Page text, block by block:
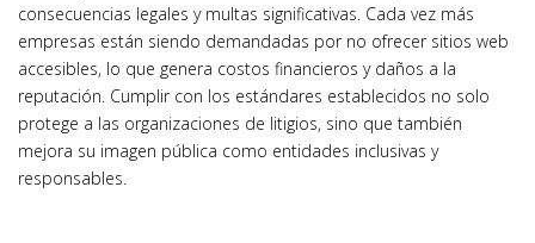
consecuencias legales y multas significativas. Cada vez más
empresas están siendo demandadas por no ofrecer sitios web
accesibles, lo que genera costos financieros y daños a la
reputación. Cumplir con los estándares establecidos no solo
protege a las organizaciones de litigios, sino que también
mejora su imagen pública como entidades inclusivas y
responsables.